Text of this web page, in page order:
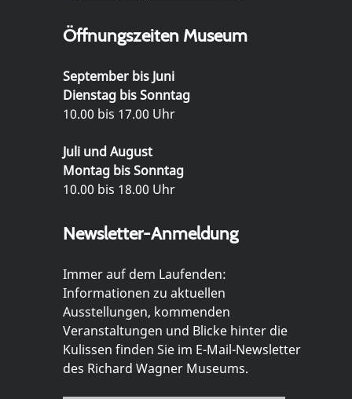
Öffnungszeiten Museum
September bis Juni
Dienstag bis Sonntag
10.00 bis 17.00 Uhr
Juli und August
Montag bis Sonntag
10.00 bis 18.00 Uhr
Newsletter-Anmeldung
Immer auf dem Laufenden:
Informationen zu aktuellen
Ausstellungen, kommenden
Veranstaltungen und Blicke hinter die
Kulissen finden Sie im E-Mail-Newsletter
des Richard Wagner Museums.